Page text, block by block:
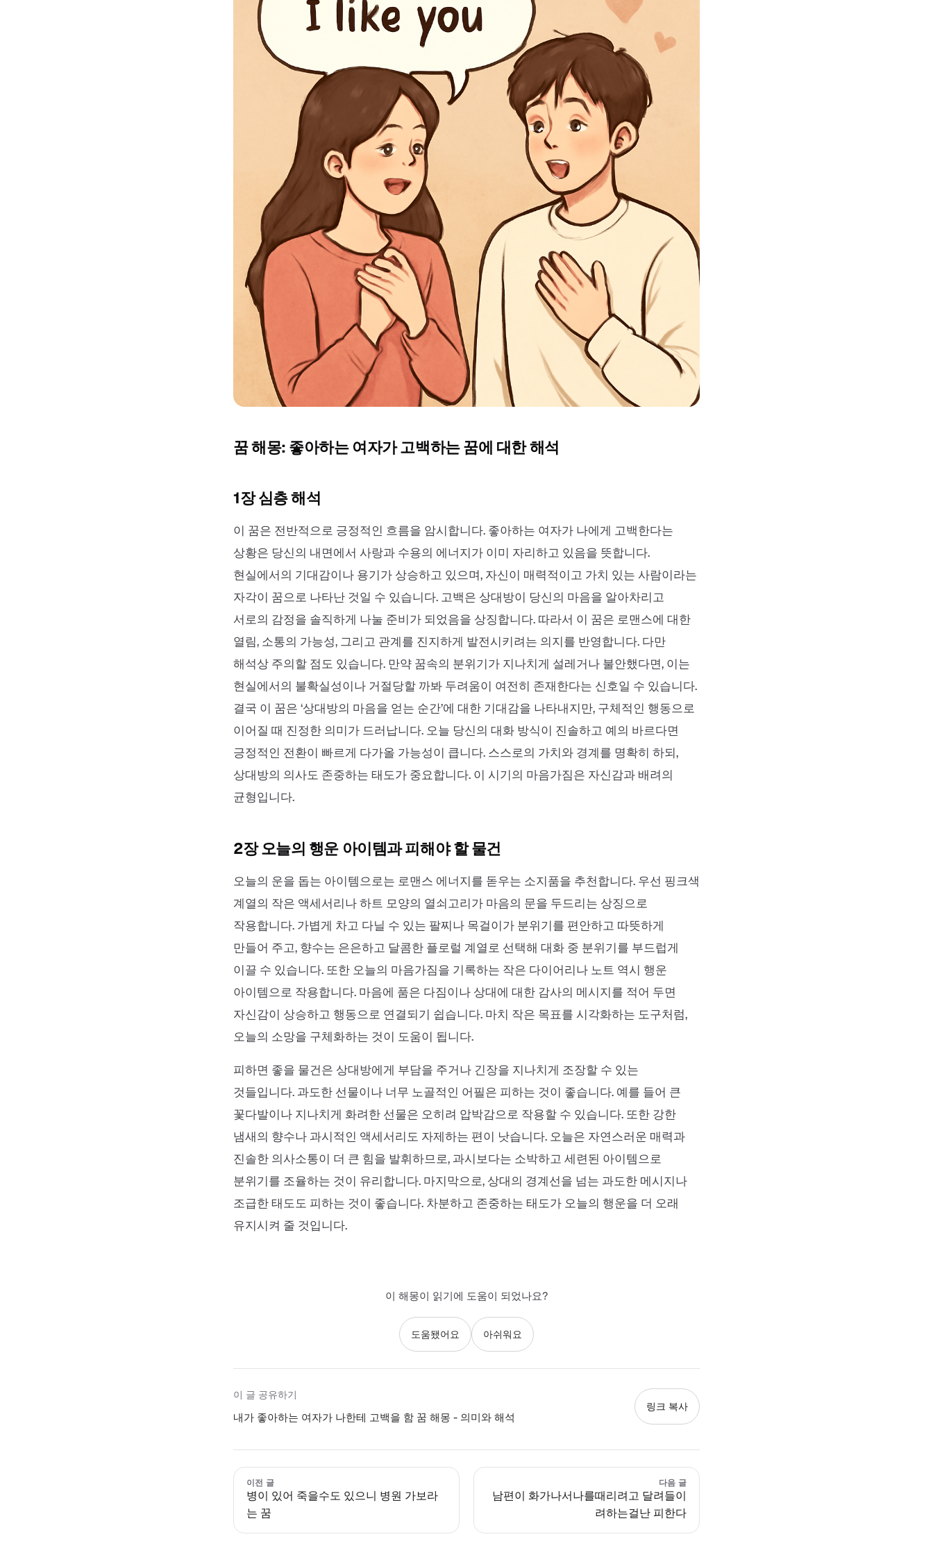
꿈 해몽: 좋아하는 여자가 고백하는 꿈에 대한 해석
1장 심층 해석
이 꿈은 전반적으로 긍정적인 흐름을 암시합니다. 좋아하는 여자가 나에게 고백한다는
상황은 당신의 내면에서 사랑과 수용의 에너지가 이미 자리하고 있음을 뜻합니다.
현실에서의 기대감이나 용기가 상승하고 있으며, 자신이 매력적이고 가치 있는 사람이라는
자각이 꿈으로 나타난 것일 수 있습니다. 고백은 상대방이 당신의 마음을 알아차리고
서로의 감정을 솔직하게 나눌 준비가 되었음을 상징합니다. 따라서 이 꿈은 로맨스에 대한
열림, 소통의 가능성, 그리고 관계를 진지하게 발전시키려는 의지를 반영합니다. 다만
해석상 주의할 점도 있습니다. 만약 꿈속의 분위기가 지나치게 설레거나 불안했다면, 이는
현실에서의 불확실성이나 거절당할 까봐 두려움이 여전히 존재한다는 신호일 수 있습니다.
결국 이 꿈은 ‘상대방의 마음을 얻는 순간’에 대한 기대감을 나타내지만, 구체적인 행동으로
이어질 때 진정한 의미가 드러납니다. 오늘 당신의 대화 방식이 진솔하고 예의 바르다면
긍정적인 전환이 빠르게 다가올 가능성이 큽니다. 스스로의 가치와 경계를 명확히 하되,
상대방의 의사도 존중하는 태도가 중요합니다. 이 시기의 마음가짐은 자신감과 배려의
균형입니다.
2장 오늘의 행운 아이템과 피해야 할 물건
오늘의 운을 돕는 아이템으로는 로맨스 에너지를 돋우는 소지품을 추천합니다. 우선 핑크색
계열의 작은 액세서리나 하트 모양의 열쇠고리가 마음의 문을 두드리는 상징으로
작용합니다. 가볍게 차고 다닐 수 있는 팔찌나 목걸이가 분위기를 편안하고 따뜻하게
만들어 주고, 향수는 은은하고 달콤한 플로럴 계열로 선택해 대화 중 분위기를 부드럽게
이끌 수 있습니다. 또한 오늘의 마음가짐을 기록하는 작은 다이어리나 노트 역시 행운
아이템으로 작용합니다. 마음에 품은 다짐이나 상대에 대한 감사의 메시지를 적어 두면
자신감이 상승하고 행동으로 연결되기 쉽습니다. 마치 작은 목표를 시각화하는 도구처럼,
오늘의 소망을 구체화하는 것이 도움이 됩니다.
피하면 좋을 물건은 상대방에게 부담을 주거나 긴장을 지나치게 조장할 수 있는
것들입니다. 과도한 선물이나 너무 노골적인 어필은 피하는 것이 좋습니다. 예를 들어 큰
꽃다발이나 지나치게 화려한 선물은 오히려 압박감으로 작용할 수 있습니다. 또한 강한
냄새의 향수나 과시적인 액세서리도 자제하는 편이 낫습니다. 오늘은 자연스러운 매력과
진솔한 의사소통이 더 큰 힘을 발휘하므로, 과시보다는 소박하고 세련된 아이템으로
분위기를 조율하는 것이 유리합니다. 마지막으로, 상대의 경계선을 넘는 과도한 메시지나
조급한 태도도 피하는 것이 좋습니다. 차분하고 존중하는 태도가 오늘의 행운을 더 오래
유지시켜 줄 것입니다.
이 해몽이 읽기에 도움이 되었나요?
도움됐어요 아쉬워요
이 글 공유하기
내가 좋아하는 여자가 나한테 고백을 함 꿈 해몽 - 의미와 해석
링크 복사
이전 글
병이 있어 죽을수도 있으니 병원 가보라
는 꿈
다음 글
남편이 화가나서나를때리려고 달려들이
려하는걸난 피한다